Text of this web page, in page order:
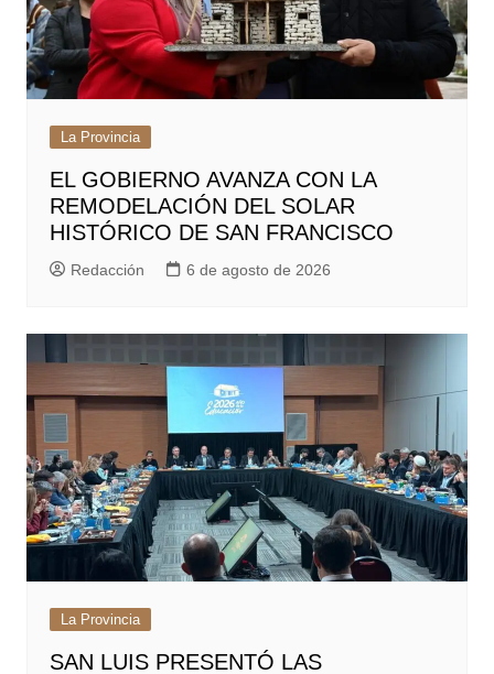
La Provincia
EL GOBIERNO AVANZA CON LA
REMODELACIÓN DEL SOLAR
HISTÓRICO DE SAN FRANCISCO
Redacción 6 de agosto de 2026
La Provincia
SAN LUIS PRESENTÓ LAS